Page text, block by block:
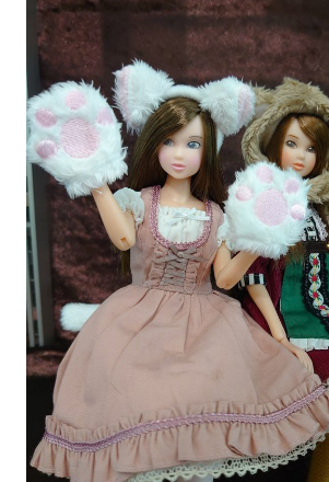
nitchom